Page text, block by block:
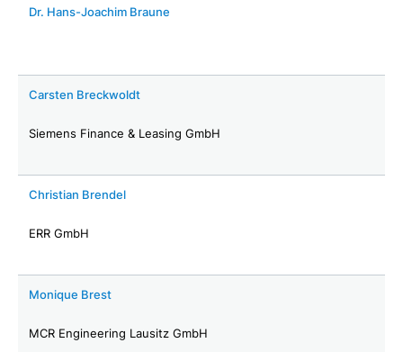
Dr. Hans-Joachim Braune
Carsten Breckwoldt
Siemens Finance & Leasing GmbH
Christian Brendel
ERR GmbH
Monique Brest
MCR Engineering Lausitz GmbH